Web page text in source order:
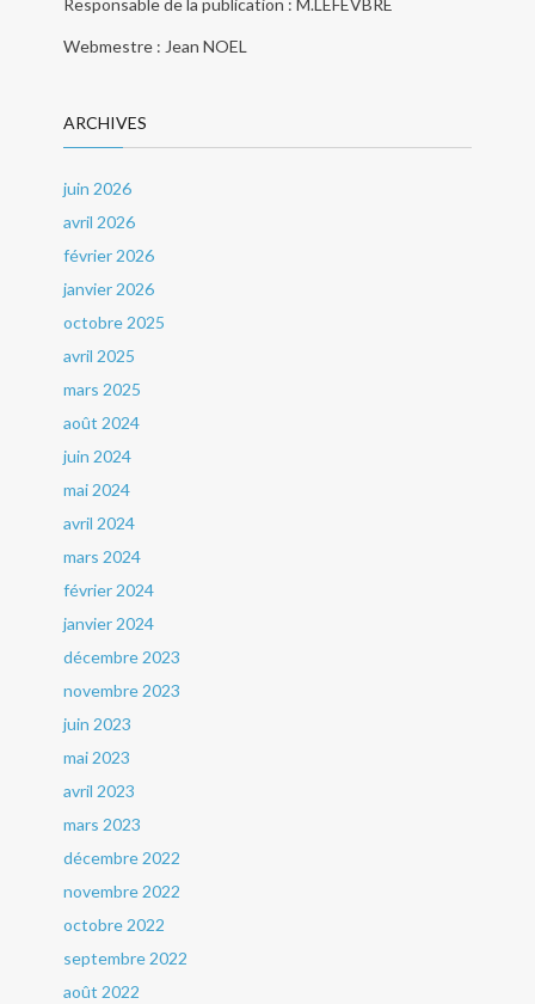
Responsable de la publication : M.LEFEVBRE
Webmestre : Jean NOEL
ARCHIVES
juin 2026
avril 2026
février 2026
janvier 2026
octobre 2025
avril 2025
mars 2025
août 2024
juin 2024
mai 2024
avril 2024
mars 2024
février 2024
janvier 2024
décembre 2023
novembre 2023
juin 2023
mai 2023
avril 2023
mars 2023
décembre 2022
novembre 2022
octobre 2022
septembre 2022
août 2022